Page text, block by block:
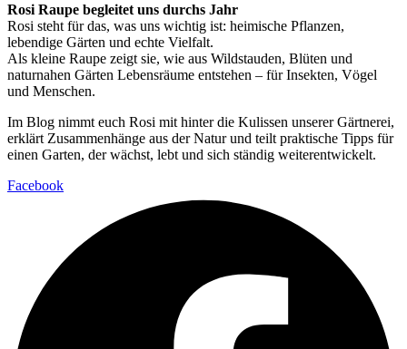
Rosi Raupe begleitet uns durchs Jahr
Rosi steht für das, was uns wichtig ist: heimische Pflanzen,
lebendige Gärten und echte Vielfalt.
Als kleine Raupe zeigt sie, wie aus Wildstauden, Blüten und
naturnahen Gärten Lebensräume entstehen – für Insekten, Vögel
und Menschen.
Im Blog nimmt euch Rosi mit hinter die Kulissen unserer Gärtnerei,
erklärt Zusammenhänge aus der Natur und teilt praktische Tipps für
einen Garten, der wächst, lebt und sich ständig weiterentwickelt.
Facebook